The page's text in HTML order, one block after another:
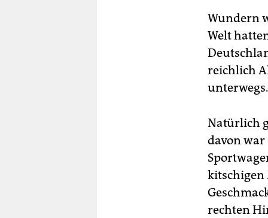
Wundern
Welt
reichlich
unterwegs.
Natürlich
davon war
kitschigen
rechten